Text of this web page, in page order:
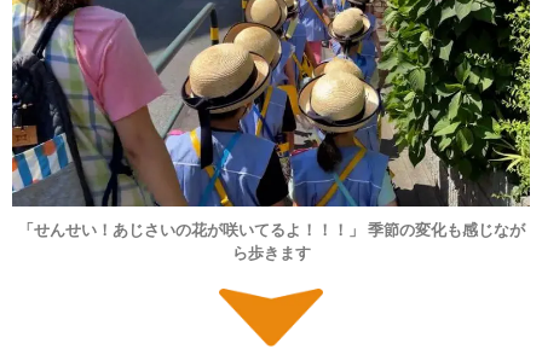
「せんせい！あじさいの花が咲いてるよ！！！」 季節の変化も感じなが
ら歩きます